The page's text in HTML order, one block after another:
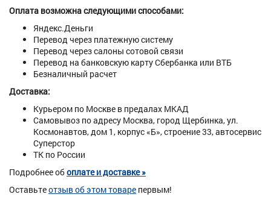
Оплата возможна следующими способами:
Яндекс.Деньги
Перевод через платежную систему
Перевод через салоны сотовой связи
Перевод на банковскую карту Сбербанка или ВТБ
Безналичный расчет
Доставка:
Курьером по Москве в предалах МКАД
Самовывоз по адресу Москва, город Щербинка, ул.
Космонавтов, дом 1, корпус «Б», строение 33, автосервис
Суперстор
ТК по России
Подробнее обоплате и доставке »
Оставьтеотзыв об этом товаре первым!